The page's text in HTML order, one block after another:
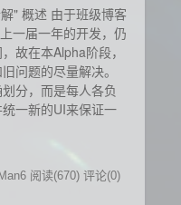
" 概述 由于班级博客
一届一年的开发，仍
故在本Alpha阶段，
问题的尽量解决。
分，而是每人各负
一新的UI来保证一
阅读(670) 评论(0)